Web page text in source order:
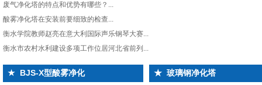
废气净化塔的特点和优势有哪些？...
酸雾净化塔在安装前要细致的检查...
衡水学院教师赵亮在意大利国际声乐钢琴大赛...
衡水市农村水利建设多项工作位居河北省前列...
★ BJS-X型酸雾净化 ★ 玻璃钢净化塔